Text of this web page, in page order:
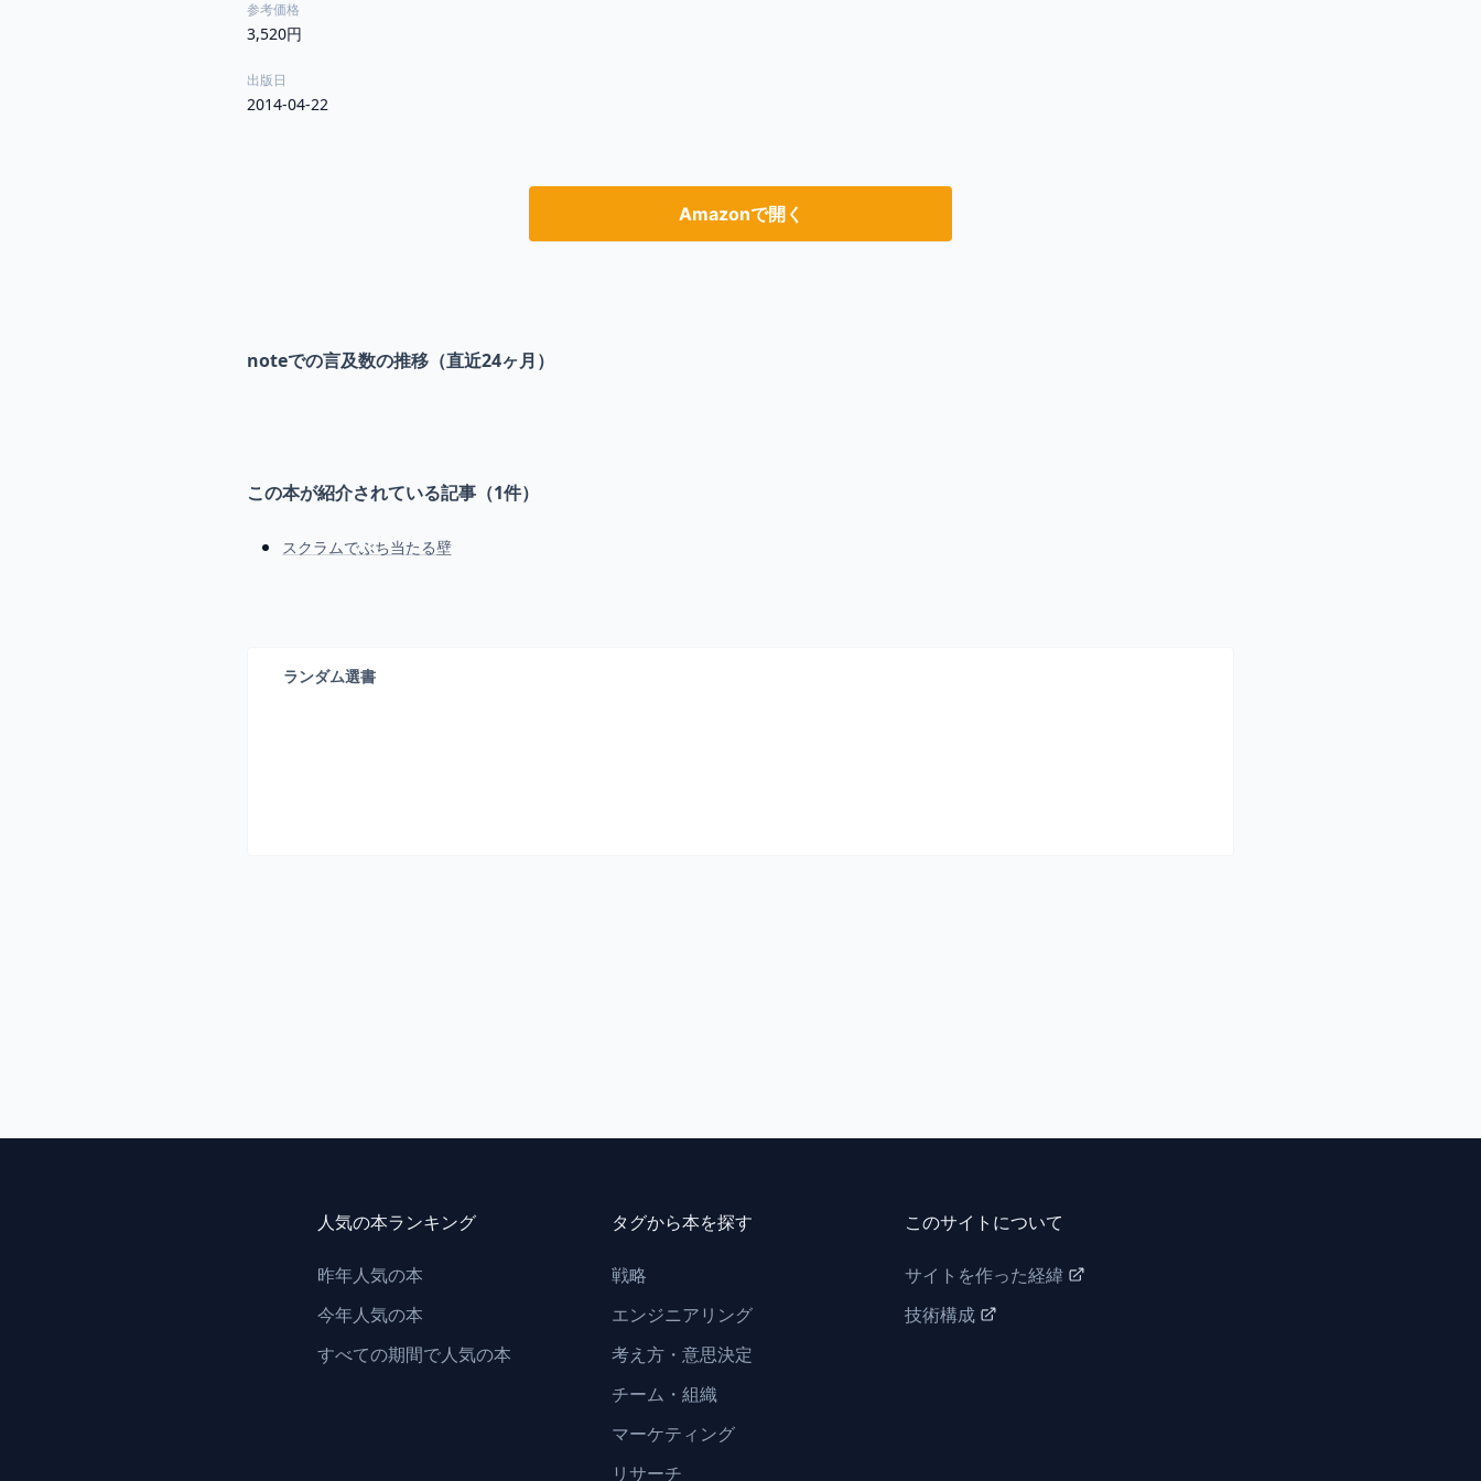
参考価格
3,520円
出版日
2014-04-22
Amazonで開く
noteでの言及数の推移（直近24ヶ月）
この本が紹介されている記事（1件）
スクラムでぶち当たる壁
ランダム選書
人気の本ランキング
昨年人気の本
今年人気の本
すべての期間で人気の本
タグから本を探す
戦略
エンジニアリング
考え方・意思決定
チーム・組織
マーケティング
リサーチ
このサイトについて
サイトを作った経緯
技術構成